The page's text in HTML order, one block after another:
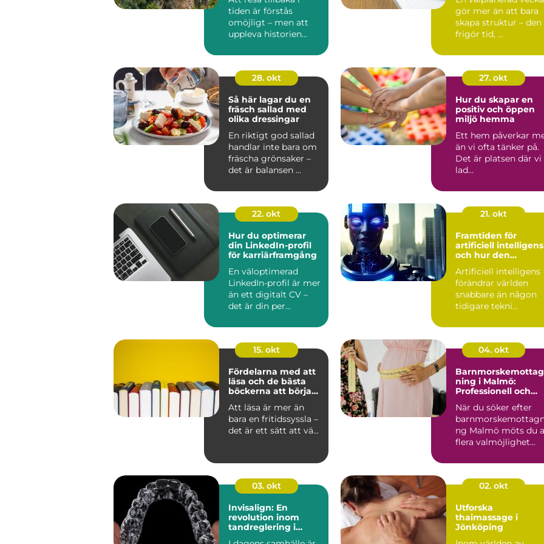
tiden är förstås
omöjligt – men att
uppleva historien...
gör mer än att bara
skapa struktur – den
frigör tid, ...
28. okt
Så här lagar du en
fräsch sallad med
olika dressingar
En riktigt god sallad
handlar inte bara om
fräscha grönsaker –
det är balansen ...
27. okt
Hur du skapar en
positiv och öppen
miljö hemma
Ett hem påverkar
än vi ofta tänker på.
Det är platsen där vi
lad...
22. okt
Hur du optimerar
din LinkedIn-profil
för karriärframgång
En väloptimerad
LinkedIn-profil är mer
än ett digitalt CV –
det är din per...
21. okt
Framtiden för
artificiell intelligens
och hur den
Artificiell intelligens
förändrar världen
snabbare än någon
tidigare tekni...
15. okt
Fördelarna med att
läsa och de bästa
böckerna att börja
Att läsa är mer än
bara en fritidssyssla –
det är ett sätt att vä...
04. okt
Barnmorskemottag
ning i Malmö:
Professionell och
När du söker efter
ng Malmö möts du
flera valmöjlighet...
03. okt
Invisalign: En
revolution inom
tandreglering i
02. okt
Utforska
thaimassage i
Jönköping